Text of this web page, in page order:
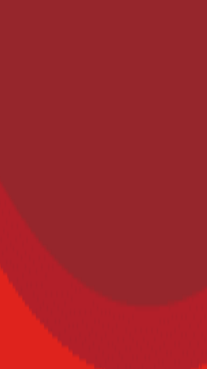
últimos 8 años ha enfocado sus